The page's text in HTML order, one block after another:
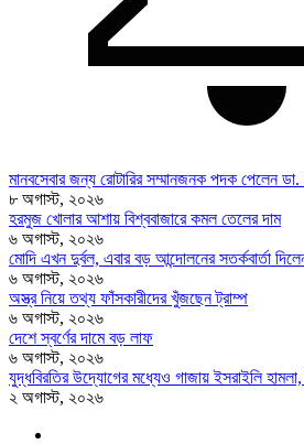
মানবসেবার জন্য রোটারির সম্মানজনক পদক পেলেন ডা.
৮ অগাস্ট, ২০২৬
হরমুজ খোলার আশায় বিশ্ববাজারে কমল তেলের দাম
৬ অগাস্ট, ২০২৬
মোদি এখন দুর্বল, এবার বড় আন্দোলনের সতর্কবার্তা
৬ অগাস্ট, ২০২৬
অস্ত্র নিয়ে তথ্য ফাঁসকারীদের খুঁজছেন ট্রাম্প
৬ অগাস্ট, ২০২৬
দেশে স্বর্ণের দামে বড় লাফ
৬ অগাস্ট, ২০২৬
যুদ্ধবিরতির উদ্যোগের মধ্যেও গাজায় ইসরাইলি
২ অগাস্ট, ২০২৬